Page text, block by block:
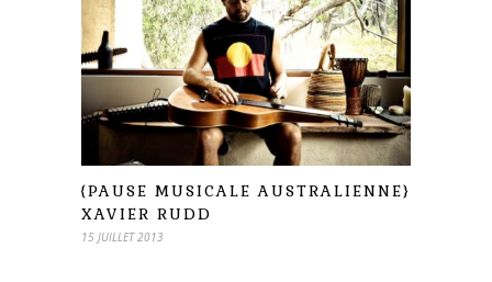
{PAUSE MUSICALE AUSTRALIENNE}
XAVIER RUDD
15 JUILLET 2013